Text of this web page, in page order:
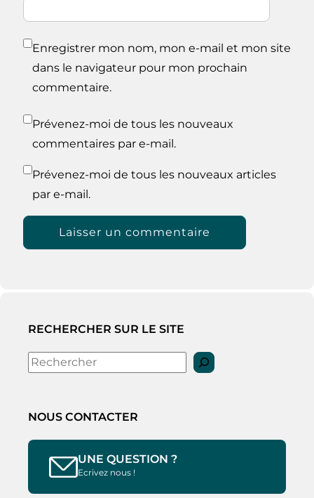
Enregistrer mon nom, mon e-mail et mon site
dans le navigateur pour mon prochain
commentaire.
Prévenez-moi de tous les nouveaux
commentaires par e-mail.
Prévenez-moi de tous les nouveaux articles
par e-mail.
RECHERCHER SUR LE SITE
Rechercher
NOUS CONTACTER
UNE QUESTION ?
Ecrivez nous !